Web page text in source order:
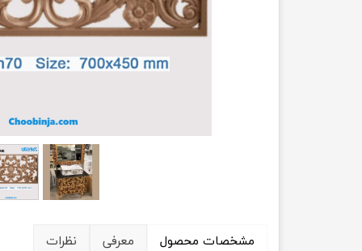
مشخصات محصول معرفی نظرات